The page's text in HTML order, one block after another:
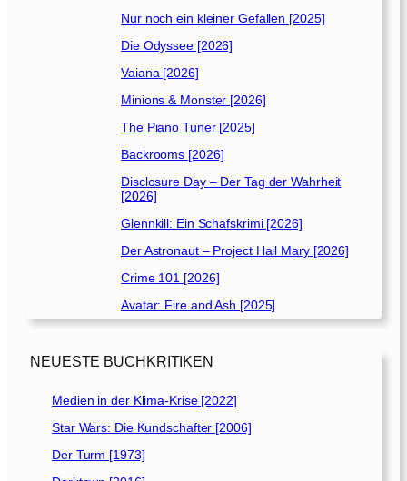
Nur noch ein kleiner Gefallen [2025]
Die Odyssee [2026]
Vaiana [2026]
Minions & Monster [2026]
The Piano Tuner [2025]
Backrooms [2026]
Disclosure Day – Der Tag der Wahrheit
[2026]
Glennkill: Ein Schafskrimi [2026]
Der Astronaut – Project Hail Mary [2026]
Crime 101 [2026]
Avatar: Fire and Ash [2025]
NEUESTE BUCHKRITIKEN
Medien in der Klima-Krise [2022]
Star Wars: Die Kundschafter [2006]
Der Turm [1973]